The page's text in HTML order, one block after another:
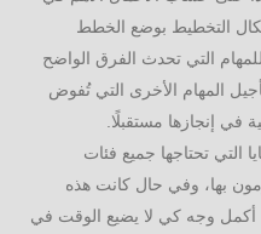
التخطيط بوضع الخطط
للمهام التي تحدث الفرق الواضح
المهام الأخرى التي تُفوض
في إنجازها مستقبلًا.
التي تحتاجها جميع فئات
بها، وفي حال كانت هذه
أكمل وجه كي لا يضيع الوقت في